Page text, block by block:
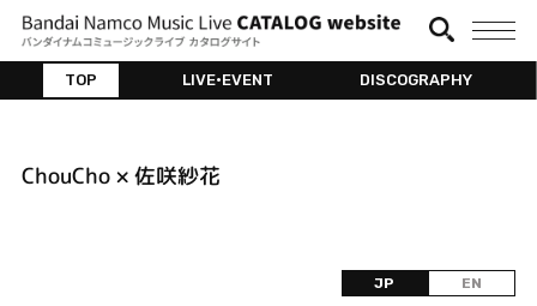
TOP LIVE•EVENT DISCOGRAPHY
ChouCho × 佐咲紗花
JP EN